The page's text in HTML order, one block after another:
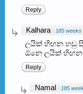
Reply
Kalhara · 185 weeks
ලයික් හිඟන හඩු
ඕනෙ ලයික් හිඟන
Reply
Namal · 185